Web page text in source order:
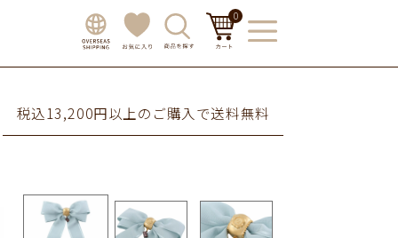
0
税込13,200円以上のご購入で送料無料